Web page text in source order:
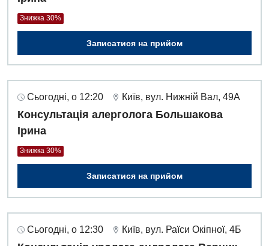
Знижка 30%
Записатися на прийом
Сьогодні, о 12:20 Київ, вул. Нижній Вал, 49А
Консультація алерголога Большакова
Ірина
Знижка 30%
Записатися на прийом
Сьогодні, о 12:30 Київ, вул. Раїси Окіпної, 4Б